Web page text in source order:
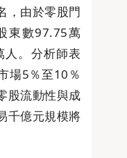
，由於零股門
東數97.75萬
人。分析師表
場5％至10％
股流動性與成
千億元規模將